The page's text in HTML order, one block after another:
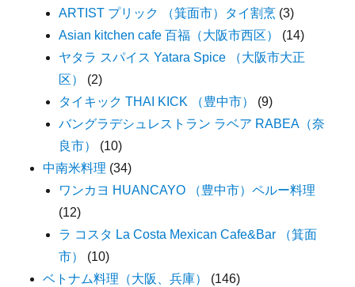
ARTIST プリック （箕面市）タイ割烹 (3)
Asian kitchen cafe 百福（大阪市西区）
(14)
ヤタラ スパイス Yatara Spice （大阪市大正
区）
(2)
タイキック THAI KICK （豊中市）
(9)
バングラデシュレストラン ラベア RABEA（奈
良市）
(10)
中南米料理 (34)
ワンカヨ HUANCAYO （豊中市）ペルー料理
(12)
ラ コスタ La Costa Mexican Cafe&Bar （箕面
市）
(10)
ベトナム料理（大阪、兵庫）
(146)